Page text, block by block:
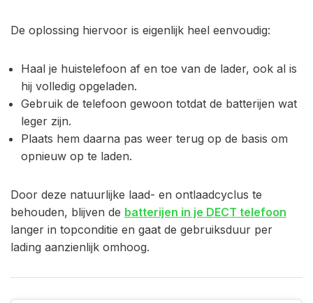
De oplossing hiervoor is eigenlijk heel eenvoudig:
Haal je huistelefoon af en toe van de lader, ook al is
hij volledig opgeladen.
Gebruik de telefoon gewoon totdat de batterijen wat
leger zijn.
Plaats hem daarna pas weer terug op de basis om
opnieuw op te laden.
Door deze natuurlijke laad- en ontlaadcyclus te
behouden, blijven de batterijen in je DECT telefoon
langer in topconditie en gaat de gebruiksduur per
lading aanzienlijk omhoog.